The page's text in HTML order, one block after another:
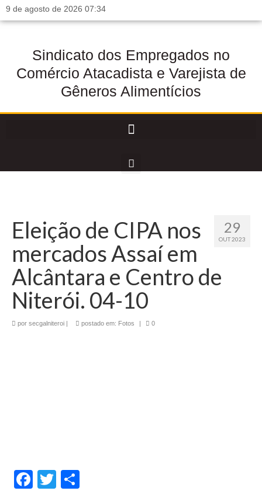
9 de agosto de 2026 07:34
Sindicato dos Empregados no
Comércio Atacadista e Varejista de
Gêneros Alimentícios
29
OUT 2023
Eleição de CIPA nos
mercados Assaí em
Alcântara e Centro de
Niterói. 04-10
por secgalniteroi postado em: Fotos 0
Facebook
Twitter